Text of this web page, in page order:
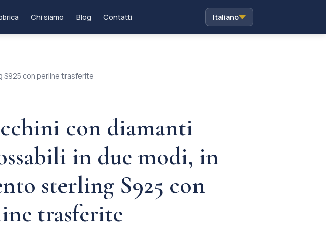
Chi siamo Blog Contatti Italiano
S925 con perline trasferite
con diamanti
in due modi, in
sterling S925 con
trasferite